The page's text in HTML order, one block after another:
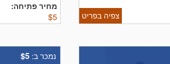
צפיה בפריט
מחיר פתיחה:
$5
נמכר ב: $5